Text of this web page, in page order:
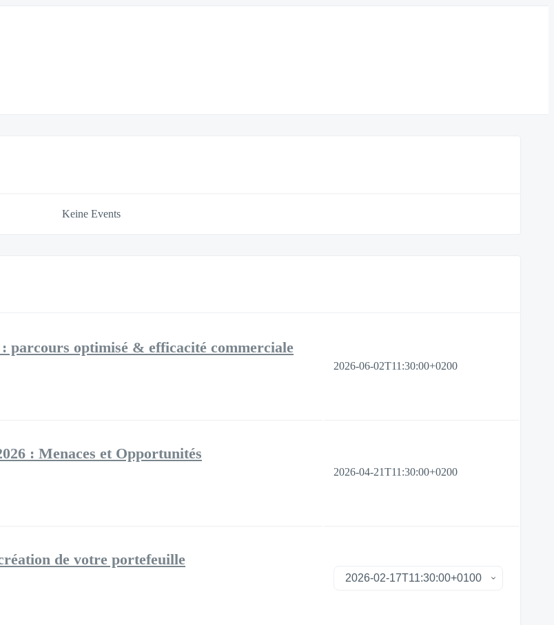
Keine Events
parcours optimisé & efficacité commerciale
2026-06-02T11:30:00+0200
: Menaces et Opportunités
2026-04-21T11:30:00+0200
de votre portefeuille